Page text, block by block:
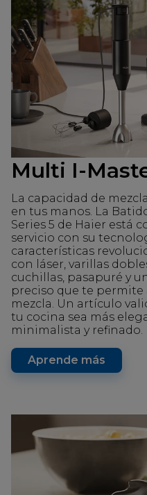
Multi I-
La capacidad de
en tus manos. La
Series 5 de Haier está
servicio con su
características
con láser, varillas
cuchillas, pasapuré y
preciso que te permite
mezcla. Un artículo
tu cocina sea más
minimalista y refinado.
Aprende más